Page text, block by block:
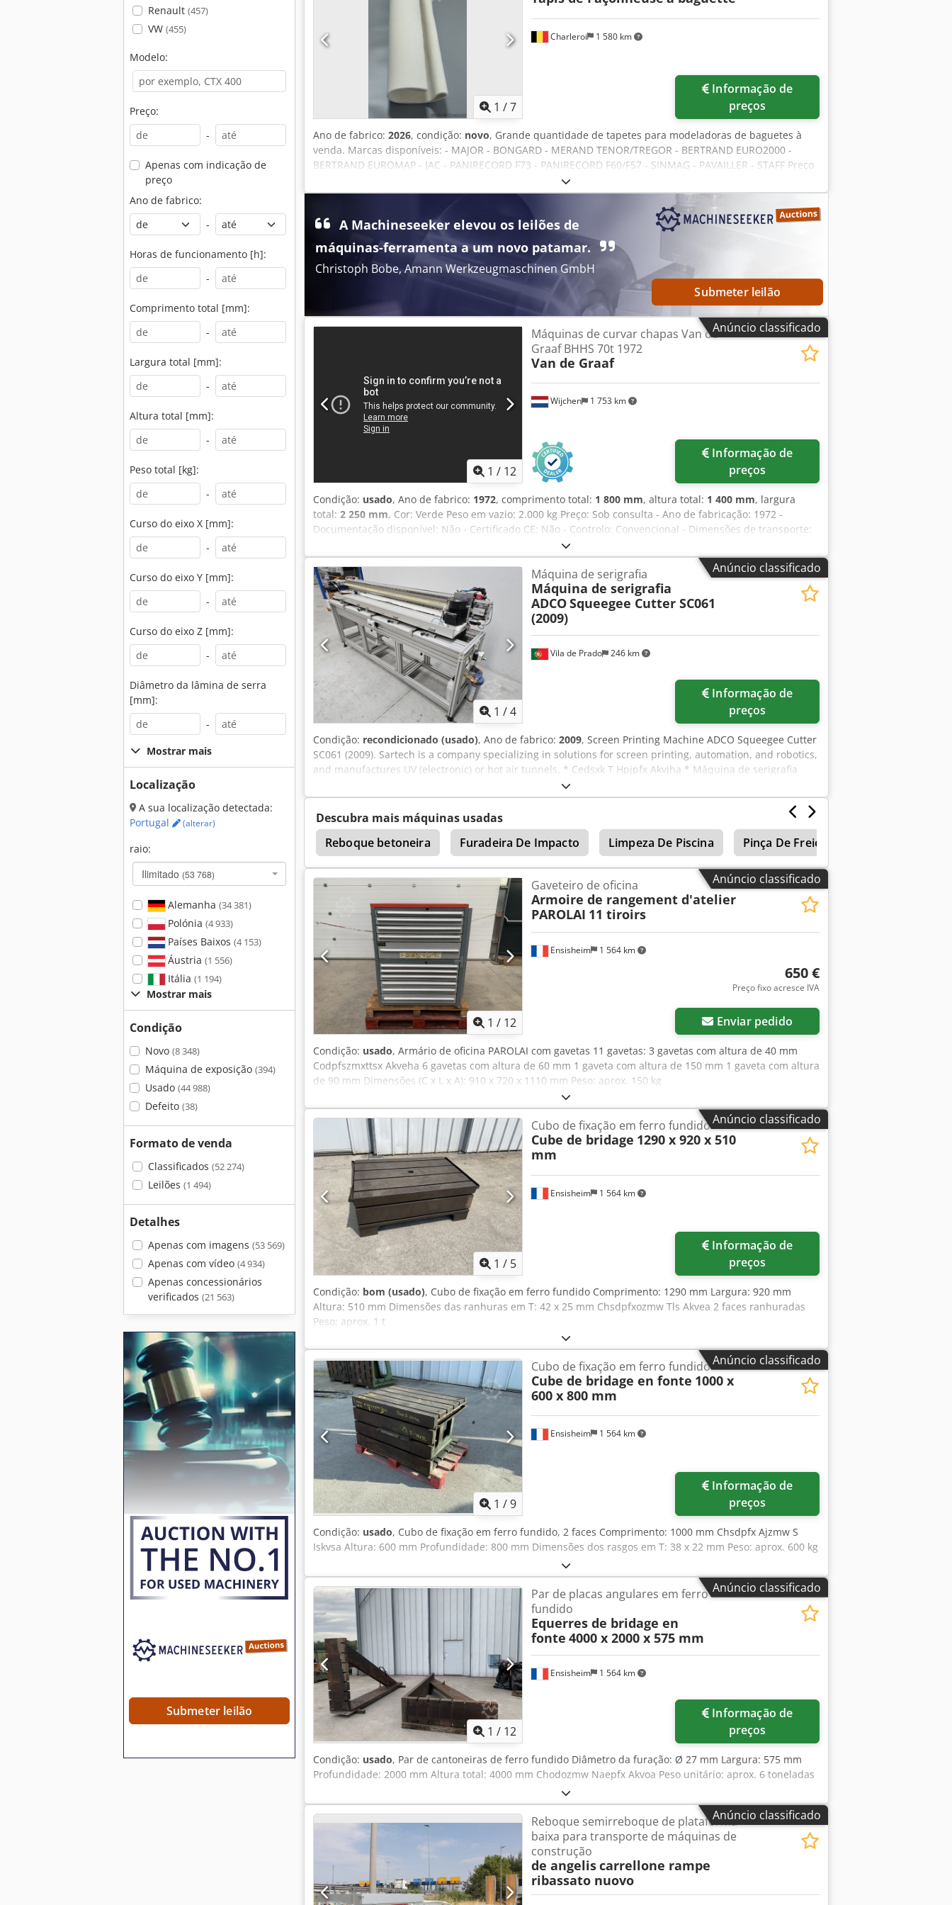
Renault (457)
VW (455)
Modelo:
Preço:
-
Apenas com indicação de
preço
Ano de fabrico:
-
Horas de funcionamento [h]:
-
Comprimento total [mm]:
-
Largura total [mm]:
-
Altura total [mm]:
-
Peso total [kg]:
-
Curso do eixo X [mm]:
-
Curso do eixo Y [mm]:
-
Curso do eixo Z [mm]:
-
Diâmetro da lâmina de serra
[mm]:
-
Mostrar mais
Localização
A sua localização detectada:
Portugal
(alterar)
raio:
Ilimitado (53 768)
Alemanha (34 381)
Polónia (4 933)
Países Baixos (4 153)
Áustria (1 556)
Itália (1 194)
Mostrar mais
Condição
Novo (8 348)
Máquina de exposição (394)
Usado (44 988)
Defeito (38)
Formato de venda
Classificados (52 274)
Leilões (1 494)
Detalhes
Apenas com imagens (53 569)
Apenas com vídeo (4 934)
Apenas concessionários
verificados (21 563)
Submeter leilão
1 /7
Charleroi 1 580 km
preços
Ano de fabrico: 2026, condição: novo, Grande quantidade de tapetes para modeladoras de baguetes à
venda. Marcas disponíveis: - MAJOR - BONGARD - MERAND TENOR/TREGOR - BERTRAND EURO2000 -
BERTRAND EUROMAP - JAC - PANIRECORD F73 - PANIRECORD F60/F57 - SINMAG - PAVAILLER - STAFF Preço
unitário e por grosso. Vendidos em kit completo para uma modeladora, composto por: Chedpfjzqt Tcex
Akvoa - Tapete frontal - Tapete traseiro - Tapete de base reforçado - Tapete de receção
A Machineseeker elevou os leilões de
máquinas-ferramenta a um novo patamar.
Christoph Bobe, Amann Werkzeugmaschinen GmbH
Submeter leilão
Anúncio classificado
1 / 12
Wijchen 1 753 km
Máquinas de curvar chapas Van de
Graaf BHHS 70t 1972
Van de Graaf
preços
Condição: usado, Ano de fabrico: 1972, comprimento total: 1 800 mm, altura total: 1 400 mm, largura
total: 2 250 mm, Cor: Verde Peso em vazio: 2.000 kg Preço: Sob consulta - Ano de fabricação: 1972 -
Documentação disponível: Não - Certificado CE: Não - Controlo: Convencional - Dimensões de transporte:
1800 mm x 2250 mm x 1400 mm (c x l x a) - Peso de transporte [kg]: 2000 kg - Embalagens de transporte
[unidades]: 1 Informações financeiras IVA: O preço indicado não inclui o IVA IVA/Regime de diferenciação:
IVA dedutível para empresas Chodozm N Riopfx Akvsa Entrega e aceitação de equipamentos usados
possível a qualquer momento, para todos os produtos da área industrial. Lukas van Rossum
Anúncio classificado
1 /4
Vila de Prado 246 km
Máquina de serigrafia
Máquina de serigrafia
ADCOSqueegee Cutter SC061
(2009)
preços
Condição: recondicionado (usado), Ano de fabrico: 2009, Screen Printing Machine ADCO Squeegee Cutter
SC061 (2009). Sartech is a company specializing in solutions for screen printing, automation, and robotics,
and manufactures UV (electronic) or hot air tunnels. * Cedsxk T Hpjpfx Akvjha * Máquina de serigrafia
ADCO Squeegee Cutter SC061 (2009). Sartech é uma empresa especializada em soluções para serigrafia,
automação e robótica e fabricação de túneis UV (eletrônico) ou de ar quente.
Descubra mais máquinas usadas
Reboque betoneira
Furadeira De Impacto Limpeza De Piscina Pinça De Freio
Anúncio classificado
1 / 12
Ensisheim 1 564 km
Gaveteiro de oficina
Armoire de rangement d'atelier
PAROLAI 11 tiroirs
650 €
Preço fixo acresce IVA
Enviar pedido
Condição: usado, Armário de oficina PAROLAI com gavetas 11 gavetas: 3 gavetas com altura de 40 mm
Codpfszmxttsx Akveha 6 gavetas com altura de 60 mm 1 gaveta com altura de 150 mm 1 gaveta com altura
de 90 mm Dimensões (C x L x A): 910 x 720 x 1110 mm Peso: aprox. 150 kg
Anúncio classificado
1 / 5
Ensisheim 1 564 km
Cubo de fixação em ferro fundido
Cube de bridage 1290 x 920 x 510
mm
preços
Condição: bom (usado), Cubo de fixação em ferro fundido Comprimento: 1290 mm Largura: 920 mm
Altura: 510 mm Dimensões das ranhuras em T: 42 x 25 mm Chsdpfxozmw Tls Akvea 2 faces ranhuradas
Peso: aprox. 1 t
Anúncio classificado
1 /9
Ensisheim 1 564 km
Cubo de fixação em ferro fundido
Cube de bridage en fonte 1000 x
600 x 800 mm
preços
Condição: usado, Cubo de fixação em ferro fundido, 2 faces Comprimento: 1000 mm Chsdpfx Ajzmw S
Iskvsa Altura: 600 mm Profundidade: 800 mm Dimensões dos rasgos em T: 38 x 22 mm Peso: aprox. 600 kg
Anúncio classificado
1 / 12
Ensisheim 1 564 km
Par de placas angulares em ferro
fundido
Equerres de bridage en
fonte 4000 x 2000 x 575 mm
preços
Condição: usado, Par de cantoneiras de ferro fundido Diâmetro da furação: Ø 27 mm Largura: 575 mm
Profundidade: 2000 mm Altura total: 4000 mm Chodozmw Naepfx Akvoa Peso unitário: aprox. 6 toneladas
Anúncio classificado
Reboque semirreboque de plataforma
baixa para transporte de máquinas de
construção
de angeliscarrellone rampe
ribassato nuovo